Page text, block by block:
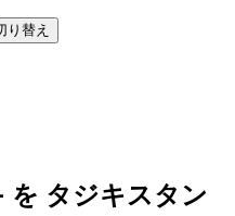
り替え
を タジキスタン